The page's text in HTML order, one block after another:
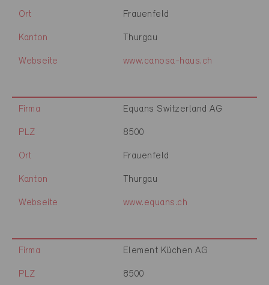
Ort Frauenfeld
Kanton Thurgau
Webseite www.canosa-haus.ch
Firma Equans Switzerland AG
PLZ 8500
Ort Frauenfeld
Kanton Thurgau
Webseite www.equans.ch
Firma Element Küchen AG
PLZ 8500